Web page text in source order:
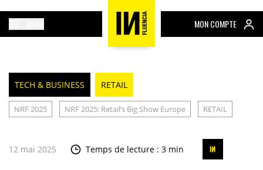
MON COMPTE
TECH & BUSINESS RETAIL
NRF 2025 NRF 2025: Retail’s Big Show Europe RETAIL
12 mai 2025 Temps de lecture : 3 min